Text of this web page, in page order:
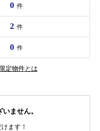
0 件
2 件
0 件
定物件とは
ません。
ます！